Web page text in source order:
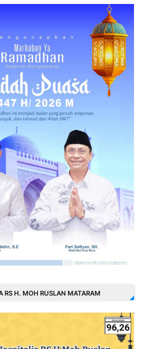
RS H. MOH RUSLAN MATARAM